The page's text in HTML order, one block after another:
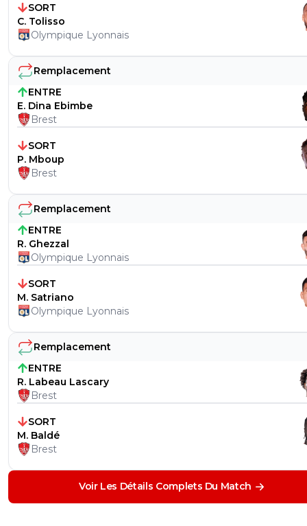
SORT
C. Tolisso
Olympique Lyonnais
Remplacement
ENTRE
E. Dina Ebimbe
Brest
SORT
P. Mboup
Brest
Remplacement
ENTRE
R. Ghezzal
Olympique Lyonnais
SORT
M. Satriano
Olympique Lyonnais
Remplacement
ENTRE
R. Labeau Lascary
Brest
SORT
M. Baldé
Brest
Voir Les Détails Complets Du Match